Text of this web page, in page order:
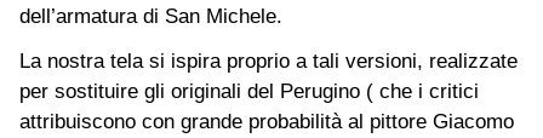
dell’armatura di San Michele.
La nostra tela si ispira proprio a tali versioni, realizzate
per sostituire gli originali del Perugino ( che i critici
attribuiscono con grande probabilità al pittore Giacomo